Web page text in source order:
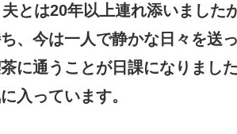
とは20年以上連れ添いました
、今は一人で静かな日々を送
に通うことが日課になりまし
入っています。